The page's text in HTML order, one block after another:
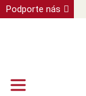
Podporte nás